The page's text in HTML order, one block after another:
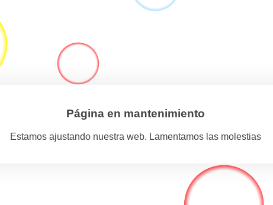
Página en mantenimiento
Estamos ajustando nuestra web. Lamentamos las molestias